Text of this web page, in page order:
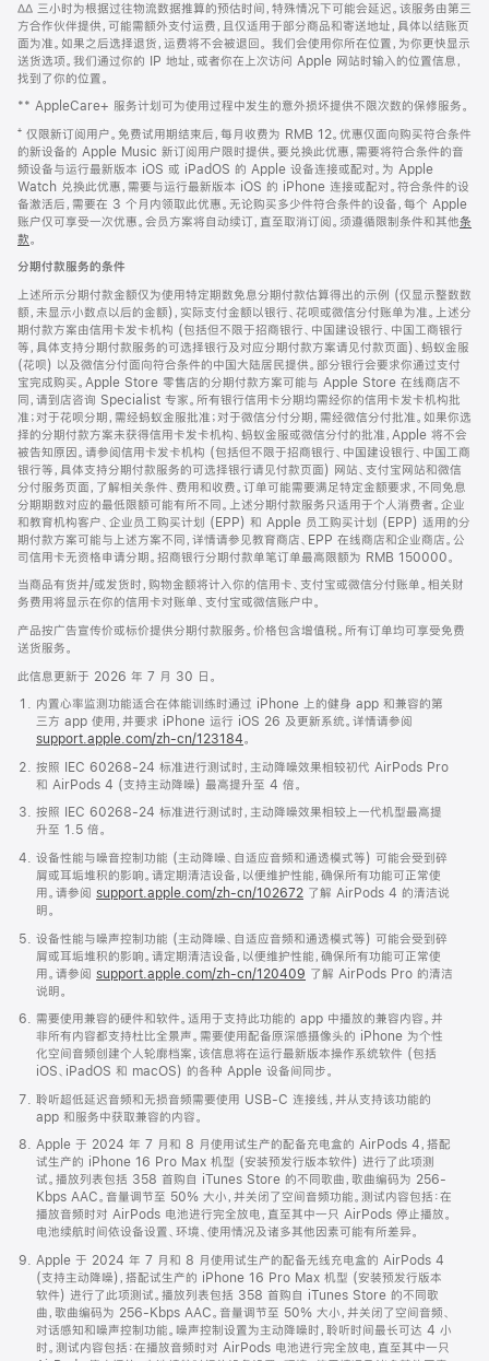
页
页
脚
注
∆∆ 三小时为根据过往物流数据推算的预估时间，特殊情况下可能会延迟。该服务由第三
方合作伙伴提供，可能需额外支付运费，且仅适用于部分商品和寄送地址，具体以结账页
面为准。如果之后选择退货，运费将不会被退回。 我们会使用你所在位置，为你更快显示
送货选项。我们通过你的 IP 地址，或者你在上次访问 Apple 网站时输入的位置信息，
找到了你的位置。
** AppleCare+ 服务计划可为使用过程中发生的意外损坏提供不限次数的保修服务。
⁺ 仅限新订阅用户。免费试用期结束后，每月收费为 RMB 12。优惠仅面向购买符合条件
的新设备的 Apple Music 新订阅用户限时提供。要兑换此优惠，需要将符合条件的音
频设备与运行最新版本 iOS 或 iPadOS 的 Apple 设备连接或配对。为 Apple
Watch 兑换此优惠，需要与运行最新版本 iOS 的 iPhone 连接或配对。符合条件的设
备激活后，需要在 3 个月内领取此优惠。无论购买多少件符合条件的设备，每个 Apple
账户仅可享受一次优惠。会员方案将自动续订，直至取消订阅。须遵循限制条件和其他条
款。
窗
口
中
打
开)
分期付款服务的条件
上述所示分期付款金额仅为使用特定期数免息分期付款估算得出的示例 (仅显示整数数
额，未显示小数点以后的金额)，实际支付金额以银行、花呗或微信分付账单为准。上述分
期付款方案由信用卡发卡机构 (包括但不限于招商银行、中国建设银行、中国工商银行
等，具体支持分期付款服务的可选择银行及对应分期付款方案请见付款页面)、蚂蚁金服
(花呗) 以及微信分付面向符合条件的中国大陆居民提供。部分银行会要求你通过支付
宝完成购买。Apple Store 零售店的分期付款方案可能与 Apple Store 在线商店不
同，请到店咨询 Specialist 专家。所有银行信用卡分期均需经你的信用卡发卡机构批
准；对于花呗分期，需经蚂蚁金服批准；对于微信分付分期，需经微信分付批准。如果你选
择的分期付款方案未获得信用卡发卡机构、蚂蚁金服或微信分付的批准，Apple 将不会
被告知原因。请参阅信用卡发卡机构 (包括但不限于招商银行、中国建设银行、中国工商
银行等，具体支持分期付款服务的可选择银行请见付款页面) 网站、支付宝网站和微信
分付服务页面，了解相关条件、费用和收费。订单可能需要满足特定金额要求，不同免息
分期期数对应的最低限额可能有所不同。上述分期付款服务只适用于个人消费者。企业
和教育机构客户、企业员工购买计划 (EPP) 和 Apple 员工购买计划 (EPP) 适用的分
期付款方案可能与上述方案不同，详情请参见教育商店、EPP 在线商店和企业商店。公
司信用卡无资格申请分期。招商银行分期付款单笔订单最高限额为 RMB 150000。
当商品有货并/或发货时，购物金额将计入你的信用卡、支付宝或微信分付账单。相关财
务费用将显示在你的信用卡对账单、支付宝或微信账户中。
产品按广告宣传价或标价提供分期付款服务。价格包含增值税。所有订单均可享受免费
送货服务。
此信息更新于 2026 年 7 月 30 日。
内置心率监测功能适合在体能训练时通过 iPhone 上的健身 app 和兼容的第
三方 app 使用，并要求 iPhone 运行 iOS 26 及更新系统。详情请参阅
support.apple.com/zh-cn/123184。
按照 IEC 60268-24 标准进行测试时，主动降噪效果相较初代 AirPods Pro
和 AirPods 4 (支持主动降噪) 最高提升至 4 倍。
按照 IEC 60268-24 标准进行测试时，主动降噪效果相较上一代机型最高提
升至 1.5 倍。
设备性能与噪音控制功能 (主动降噪、自适应音频和通透模式等) 可能会受到碎
屑或耳垢堆积的影响。请定期清洁设备，以便维护性能，确保所有功能可正常使
用。请参阅 support.apple.com/zh-cn/102672 了解 AirPods 4 的清洁说
明。
设备性能与噪声控制功能 (主动降噪、自适应音频和通透模式等) 可能会受到碎
屑或耳垢堆积的影响。请定期清洁设备，以便维护性能，确保所有功能可正常使
用。请参阅 support.apple.com/zh-cn/120409 了解 AirPods Pro 的清洁
说明。
需要使用兼容的硬件和软件。适用于支持此功能的 app 中播放的兼容内容。并
非所有内容都支持杜比全景声。需要使用配备原深感摄像头的 iPhone 为个性
化空间音频创建个人轮廓档案，该信息将在运行最新版本操作系统软件 (包括
iOS、iPadOS 和 macOS) 的各种 Apple 设备间同步。
聆听超低延迟音频和无损音频需要使用 USB-C 连接线，并从支持该功能的
app 和服务中获取兼容的内容。
Apple 于 2024 年 7 月和 8 月使用试生产的配备充电盒的 AirPods 4，搭配
试生产的 iPhone 16 Pro Max 机型 (安装预发行版本软件) 进行了此项测
试。播放列表包括 358 首购自 iTunes Store 的不同歌曲，歌曲编码为 256-
Kbps AAC。音量调节至 50% 大小，并关闭了空间音频功能。测试内容包括：在
播放音频时对 AirPods 电池进行完全放电，直至其中一只 AirPods 停止播放。
电池续航时间依设备设置、环境、使用情况及诸多其他因素可能有所差异。
Apple 于 2024 年 7 月和 8 月使用试生产的配备无线充电盒的 AirPods 4
(支持主动降噪)，搭配试生产的 iPhone 16 Pro Max 机型 (安装预发行版本
软件) 进行了此项测试。播放列表包括 358 首购自 iTunes Store 的不同歌
曲，歌曲编码为 256-Kbps AAC。音量调节至 50% 大小，并关闭了空间音频、
对话感知和噪声控制功能。噪声控制设置为主动降噪时，聆听时间最长可达 4 小
时。测试内容包括：在播放音频时对 AirPods 电池进行完全放电，直至其中一只